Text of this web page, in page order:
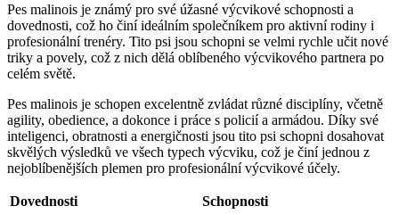
Pes malinois je známý pro své úžasné výcvikové schopnosti a
dovednosti, což ho činí ideálním společníkem pro aktivní rodiny i
profesionální trenéry. Tito psi jsou schopni se velmi rychle učit nové
triky a povely, což z nich dělá oblíbeného výcvikového partnera po
celém světě.
Pes malinois je schopen excelentně zvládat různé disciplíny, včetně
agility, obedience, a dokonce i práce s policií a armádou. Díky své
inteligenci, obratnosti a energičnosti jsou tito psi schopni dosahovat
skvělých výsledků ve všech typech výcviku, což je činí jednou z
nejoblíbenějších plemen pro profesionální výcvikové účely.
Dovednosti
Schopnosti